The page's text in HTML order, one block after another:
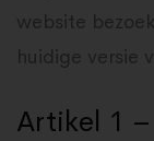
website
huidige versie
Artikel 1